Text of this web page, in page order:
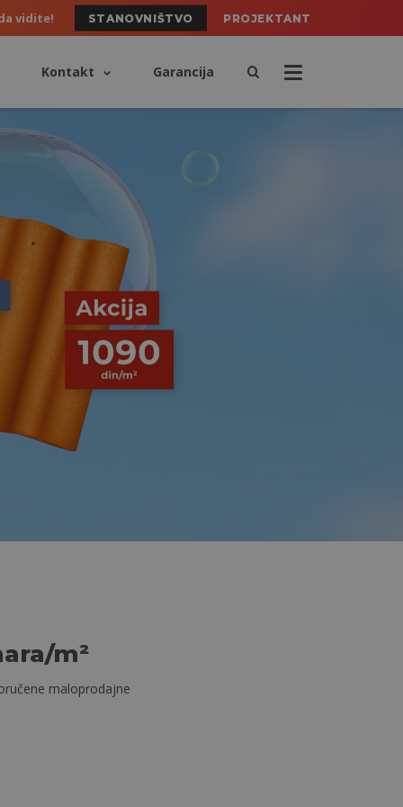
vidite! STANOVNIŠTVO PROJEKTANT
Kontakt Garancija
m²
maloprodajne